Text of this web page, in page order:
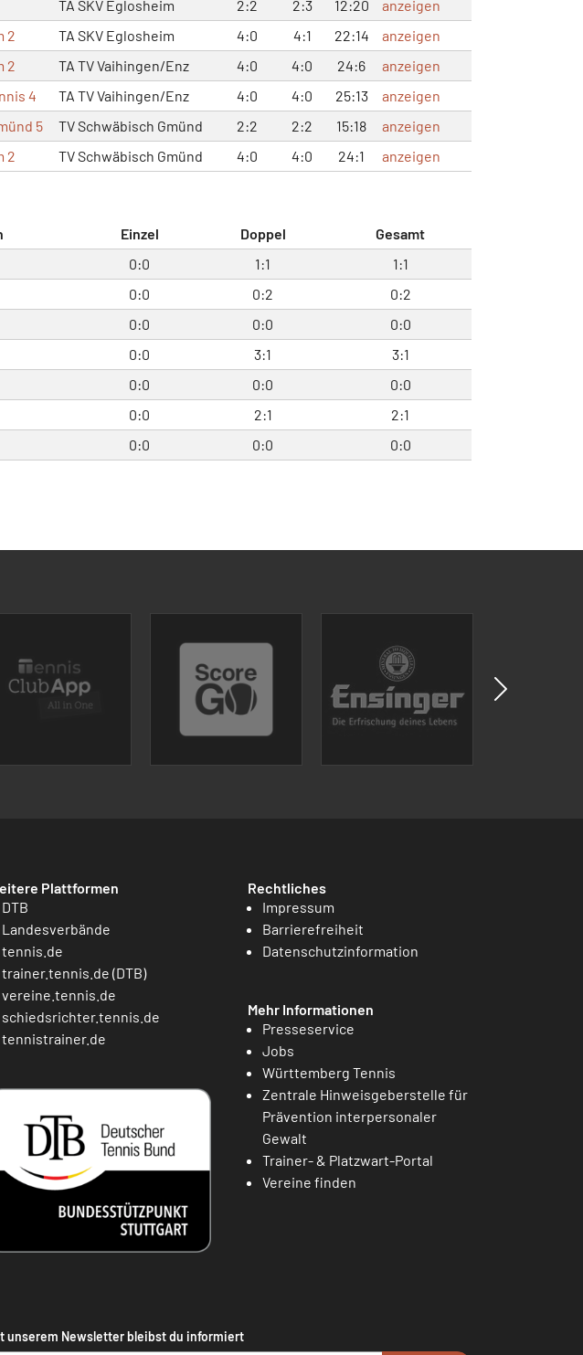
TA SKV Eglosheim 2:2 2:3 12:20
anzeigen
2 TA SKV Eglosheim 4:0 4:1 22:14
anzeigen
2 TA TV Vaihingen/Enz 4:0 4:0 24:6
anzeigen
4 TA TV Vaihingen/Enz 4:0 4:0 25:13
anzeigen
5 TV Schwäbisch Gmünd 2:2 2:2 15:18
anzeigen
2 TV Schwäbisch Gmünd 4:0 4:0 24:1 anzeigen
Einzel Doppel
Gesamt
0:0 1:1
1:1
0:0 0:2
0:2
0:0 0:0
0:0
0:0 3:1
3:1
0:0 0:0
0:0
0:0 2:1
2:1
0:0 0:0 0:0
Plattformen
DTB
Landesverbände
tennis.de
trainer.tennis.de (DTB)
vereine.tennis.de
schiedsrichter.tennis.de
tennistrainer.de
Rechtliches
Impressum
Barrierefreiheit
Datenschutzinformation
Mehr Informationen
Presseservice
Jobs
Württemberg Tennis
Zentrale Hinweisgeberstelle für
Prävention interpersonaler
Gewalt
Trainer- & Platzwart-Portal
Vereine finden
unserem Newsletter bleibst du informiert